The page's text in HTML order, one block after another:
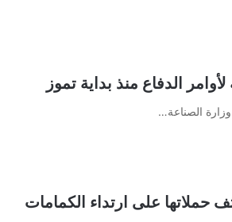
الصناعة…
حملاتها على ارتداء الكمامات